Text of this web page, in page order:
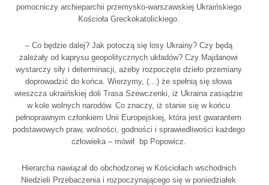
pomocniczy archieparchii przemysko-warszawskiej Ukraińskiego
Kościoła Greckokatolickiego.
– Co będzie dalej? Jak potoczą się losy Ukrainy? Czy będą
zależały od kaprysu geopolitycznych układów? Czy Majdanowi
wystarczy siły i determinacji, ażeby rozpoczęte dzieło przemiany
doprowadzić do końca. Wierzymy, (…) że spełnią się słowa
wieszcza ukraińskiej doli Trasa Szewczenki, iż Ukraina zasiądzie
w kole wolnych narodów. Co znaczy, iż stanie się w końcu
pełnoprawnym członkiem Unii Europejskiej, która jest gwarantem
podstawowych praw, wolności, godności i sprawiedliwości każdego
człowieka – mówił bp Popowicz.
Hierarcha nawiązał do obchodzonej w Kościołach wschodnich
Niedzieli Przebaczenia i rozpoczynającego się w poniedziałek